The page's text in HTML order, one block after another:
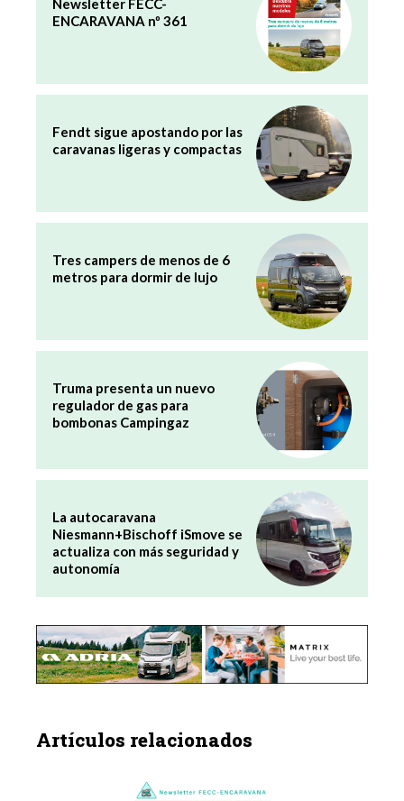
Newsletter FECC-
ENCARAVANA nº 361
Fendt sigue apostando por las
caravanas ligeras y compactas
Tres campers de menos de 6
metros para dormir de lujo
Truma presenta un nuevo
regulador de gas para
bombonas Campingaz
La autocaravana
Niesmann+Bischoff iSmove se
actualiza con más seguridad y
autonomía
Artículos relacionados